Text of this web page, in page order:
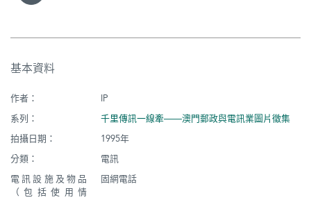
街
基本資料
作者：
IP
系列：
千里傳訊一線牽——澳門郵政與電訊業圖片徵集
拍攝日期：
1995年
分類：
電訊
電訊設施及物品
（包括使用情
固網電話